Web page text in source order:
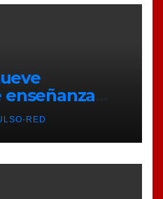
contexto de
RED